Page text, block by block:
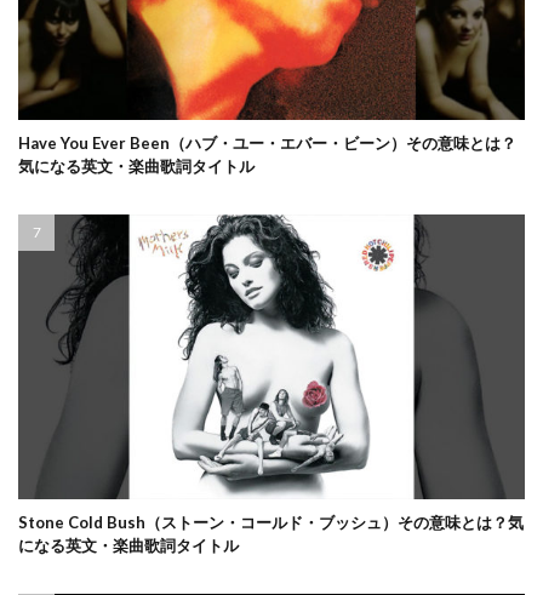
Have You Ever Been（ハブ・ユー・エバー・ビーン）その意味とは？
気になる英文・楽曲歌詞タイトル
Stone Cold Bush（ストーン・コールド・ブッシュ）その意味とは？気
になる英文・楽曲歌詞タイトル